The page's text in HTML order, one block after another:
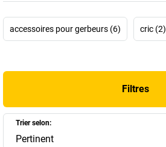
accessoires pour gerbeurs (6) cric (2)
Filtres
Trier selon:
Pertinent